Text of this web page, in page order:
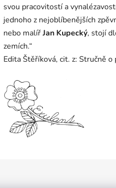
svou pracovitostí a
jednoho z nejoblíbenějších
nebo malířJan Kupecký, stojí
zemích.“
Edita Štěříková, cit. z: Stručně